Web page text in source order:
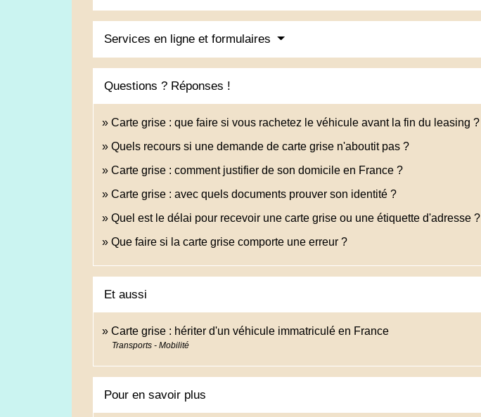
Services en ligne et formulaires
Questions ? Réponses !
Carte grise : que faire si vous rachetez le véhicule avant la fin du leasing ?
Quels recours si une demande de carte grise n'aboutit pas ?
Carte grise : comment justifier de son domicile en France ?
Carte grise : avec quels documents prouver son identité ?
Quel est le délai pour recevoir une carte grise ou une étiquette d'adresse ?
Que faire si la carte grise comporte une erreur ?
Et aussi
Carte grise : hériter d'un véhicule immatriculé en France
Transports - Mobilité
Pour en savoir plus